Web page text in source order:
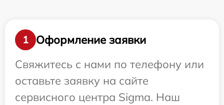
1
Оформление заявки
Свяжитесь с нами по телефону или
оставьте заявку на сайте
сервисного центра Sigma. Наш